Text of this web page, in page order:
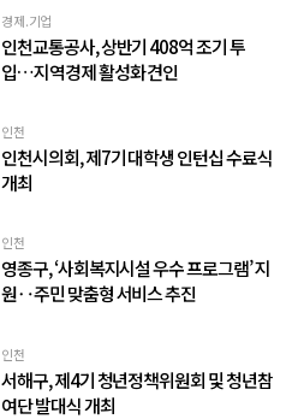
경제.기업
인천교통공사, 상반기 408억 조기 투
입…지역경제 활성화 견인
인천
인천시의회, 제7기 대학생 인턴십 수료식
개최
인천
영종구, ‘사회복지시설 우수 프로그램’ 지
원‥주민 맞춤형 서비스 추진
인천
서해구, 제4기 청년정책위원회 및 청년참
여단 발대식 개최